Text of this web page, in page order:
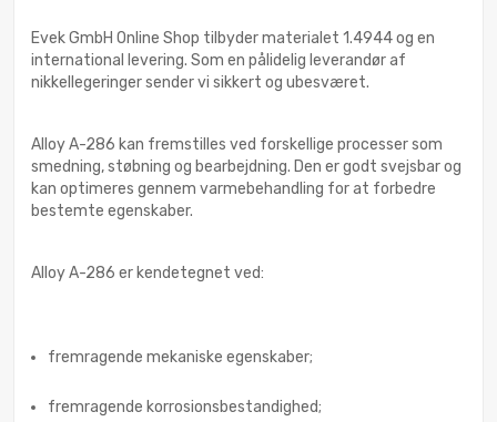
Evek GmbH Online Shop tilbyder materialet 1.4944 og en
international levering. Som en pålidelig leverandør af
nikkellegeringer sender vi sikkert og ubesværet.
Alloy A-286 kan fremstilles ved forskellige processer som
smedning, støbning og bearbejdning. Den er godt svejsbar og
kan optimeres gennem varmebehandling for at forbedre
bestemte egenskaber.
Alloy A-286 er kendetegnet ved:
fremragende mekaniske egenskaber;
fremragende korrosionsbestandighed;